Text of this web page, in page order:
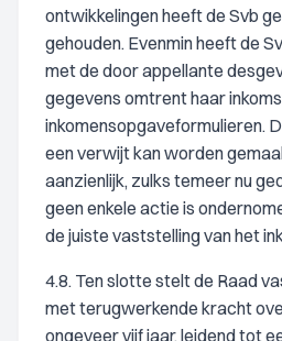
ontwikkelingen heeft de Svb
gehouden. Evenmin heeft de
met de door appellante
gegevens omtrent haar
inkomensopgaveformulieren.
een verwijt kan worden
aanzienlijk, zulks temeer nu
geen enkele actie is
de juiste vaststelling van het
4.8. Ten slotte stelt de Raad
met terugwerkende kracht
ongeveer vijf jaar, leidend tot